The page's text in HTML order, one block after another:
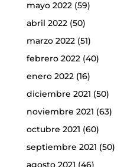
mayo 2022(59)
abril 2022(50)
marzo 2022(51)
febrero 2022(40)
enero 2022(16)
diciembre 2021 (50)
noviembre 2021 (63)
octubre 2021 (60)
septiembre 2021 (50)
agosto 2021 (46)